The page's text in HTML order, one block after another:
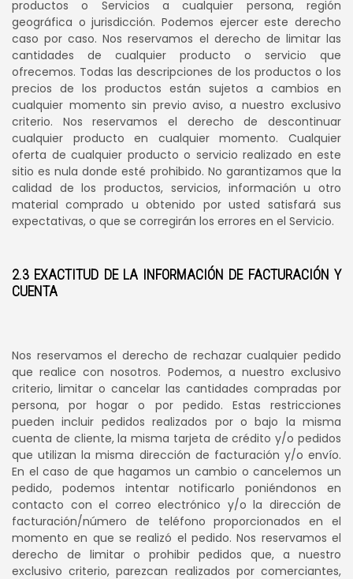
productos o Servicios a cualquier persona, región
geográfica o jurisdicción. Podemos ejercer este derecho
caso por caso. Nos reservamos el derecho de limitar las
cantidades de cualquier producto o servicio que
ofrecemos. Todas las descripciones de los productos o los
precios de los productos están sujetos a cambios en
cualquier momento sin previo aviso, a nuestro exclusivo
criterio. Nos reservamos el derecho de descontinuar
cualquier producto en cualquier momento. Cualquier
oferta de cualquier producto o servicio realizado en este
sitio es nula donde esté prohibido. No garantizamos que la
calidad de los productos, servicios, información u otro
material comprado u obtenido por usted satisfará sus
expectativas, o que se corregirán los errores en el Servicio.
2.3 EXACTITUD DE LA INFORMACIÓN DE FACTURACIÓN Y
CUENTA
Nos reservamos el derecho de rechazar cualquier pedido
que realice con nosotros. Podemos, a nuestro exclusivo
criterio, limitar o cancelar las cantidades compradas por
persona, por hogar o por pedido. Estas restricciones
pueden incluir pedidos realizados por o bajo la misma
cuenta de cliente, la misma tarjeta de crédito y/o pedidos
que utilizan la misma dirección de facturación y/o envío.
En el caso de que hagamos un cambio o cancelemos un
pedido, podemos intentar notificarlo poniéndonos en
contacto con el correo electrónico y/o la dirección de
facturación/número de teléfono proporcionados en el
momento en que se realizó el pedido. Nos reservamos el
derecho de limitar o prohibir pedidos que, a nuestro
exclusivo criterio, parezcan realizados por comerciantes,